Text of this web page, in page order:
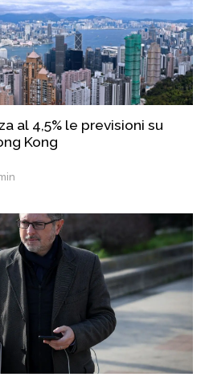
al 4,5% le previsioni su
Kong